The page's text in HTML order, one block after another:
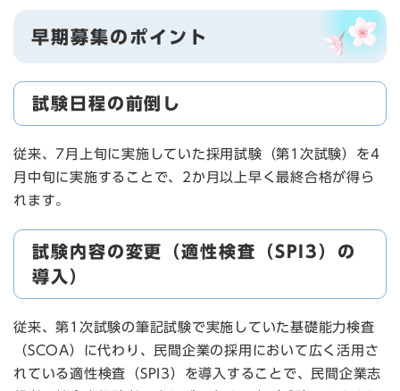
早期募集のポイント
試験日程の前倒し
従来、7月上旬に実施していた採用試験（第1次試験）を4
月中旬に実施することで、2か月以上早く最終合格が得ら
れます。
試験内容の変更（適性検査（SPI3）の
導入）
従来、第1次試験の筆記試験で実施していた基礎能力検査
（SCOA）に代わり、民間企業の採用において広く活用さ
れている適性検査（SPI3）を導入することで、民間企業志